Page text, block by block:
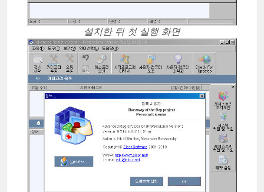
설치한 뒤 첫 실행 화면